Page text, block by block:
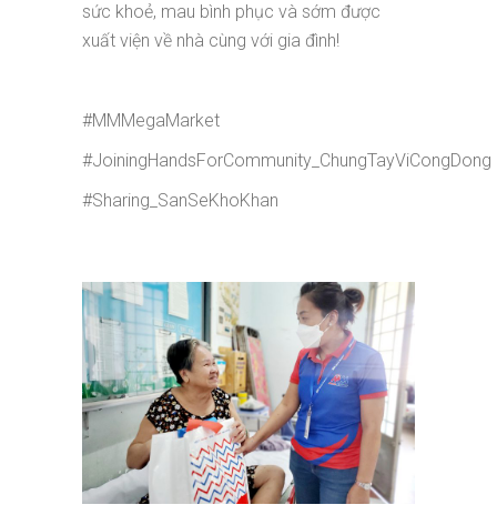
sức khoẻ, mau bình phục và sớm được
xuất viện về nhà cùng với gia đình!
#MMMegaMarket
#JoiningHandsForCommunity_ChungTayViCongDong
#Sharing_SanSeKhoKhan